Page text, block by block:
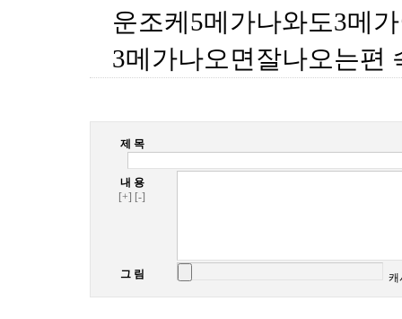
운조케5메가나와도3메
3메가나오면잘나오는편
제 목
내 용
[+] [-]
그 림 캐